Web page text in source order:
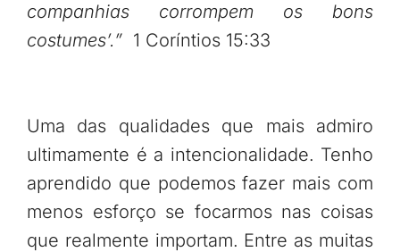
companhias corrompem os bons
costumes’.” 1 Coríntios 15:33
Uma das qualidades que mais admiro
ultimamente é a intencionalidade. Tenho
aprendido que podemos fazer mais com
menos esforço se focarmos nas coisas
que realmente importam. Entre as muitas